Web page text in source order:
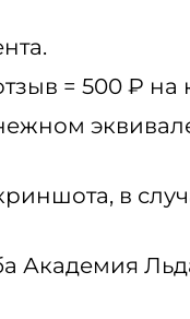
= 500 ₽ на
в
Академия